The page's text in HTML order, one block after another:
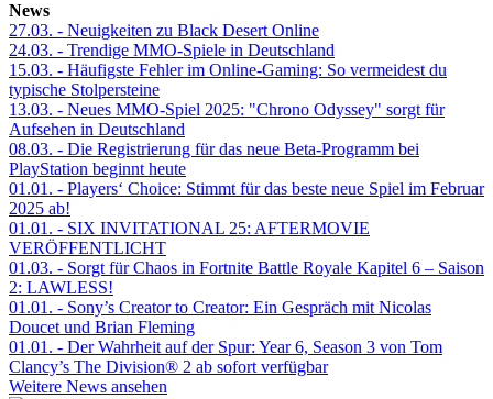
News
27.03. - Neuigkeiten zu Black Desert Online
24.03. - Trendige MMO-Spiele in Deutschland
15.03. - Häufigste Fehler im Online-Gaming: So vermeidest du
typische Stolpersteine
13.03. - Neues MMO-Spiel 2025: "Chrono Odyssey" sorgt für
Aufsehen in Deutschland
08.03. - Die Registrierung für das neue Beta-Programm bei
PlayStation beginnt heute
01.01. - Players‘ Choice: Stimmt für das beste neue Spiel im Februar
2025 ab!
01.01. - SIX INVITATIONAL 25: AFTERMOVIE
VERÖFFENTLICHT
01.03. - Sorgt für Chaos in Fortnite Battle Royale Kapitel 6 – Saison
2: LAWLESS!
01.01. - Sony’s Creator to Creator: Ein Gespräch mit Nicolas
Doucet und Brian Fleming
01.01. - Der Wahrheit auf der Spur: Year 6, Season 3 von Tom
Clancy’s The Division® 2 ab sofort verfügbar
Weitere News ansehen